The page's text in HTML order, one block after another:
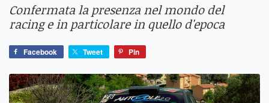
Confermata la presenza nel mondo del
racing e in particolare in quello d'epoca
Facebook Tweet Pin